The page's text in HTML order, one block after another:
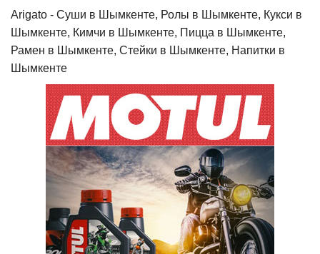
Arigato - Cуши в Шымкенте, Ролы в Шымкенте, Кукси в
Шымкенте, Кимчи в Шымкенте, Пицца в Шымкенте,
Рамен в Шымкенте, Стейки в Шымкенте, Напитки в
Шымкенте